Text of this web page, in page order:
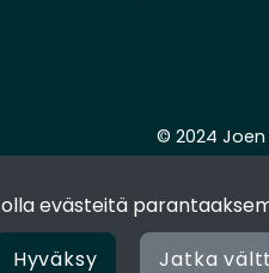
evästeitä
Hyväksy
Jatka
© 2024 Joen